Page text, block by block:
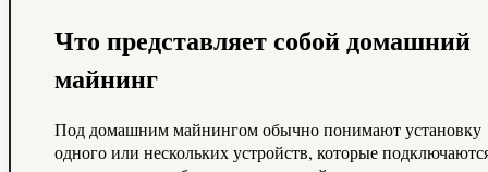
Что представляет собой домашний
майнинг
Под домашним майнингом обычно понимают установку
одного или нескольких устройств, которые